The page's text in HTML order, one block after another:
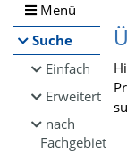
Menü
Suche
Einfach
Erweitert
nach
Fachgebiet